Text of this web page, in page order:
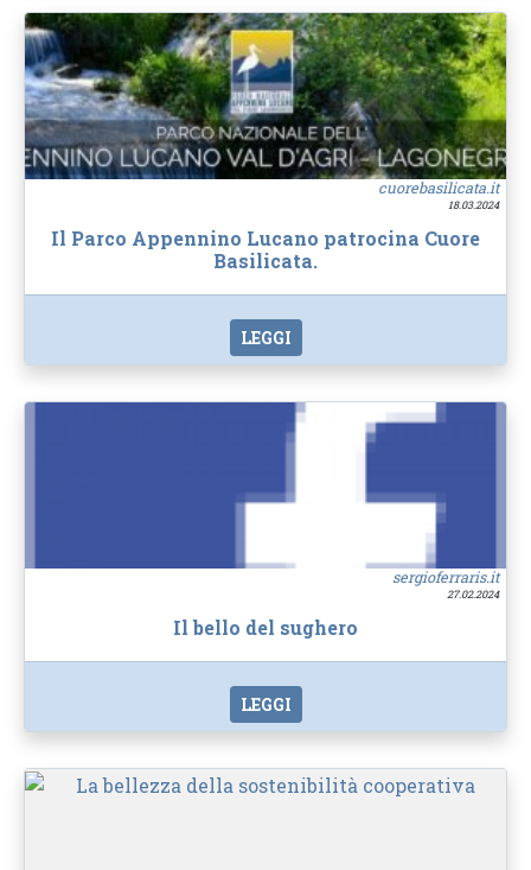
cuorebasilicata.it
18.03.2024
Il Parco Appennino Lucano patrocina Cuore
Basilicata.
LEGGI
sergioferraris.it
27.02.2024
Il bello del sughero
LEGGI